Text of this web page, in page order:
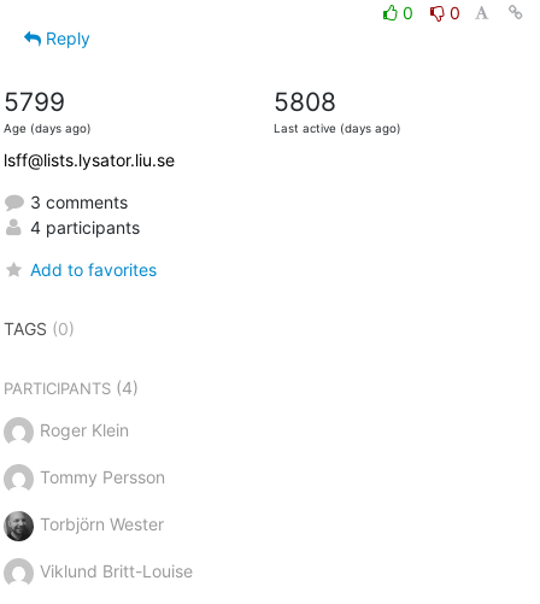
0
0
Reply
5799
Age (days ago)
5808
Last active (days ago)
lsff@lists.lysator.liu.se
3 comments
4 participants
Add to favorites
TAGS (0)
PARTICIPANTS(4)
Roger Klein
Tommy Persson
Torbjörn Wester
Viklund Britt-Louise